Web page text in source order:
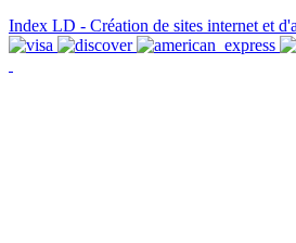
Index LD - Création de sites internet et